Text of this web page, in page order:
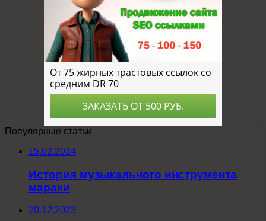
Популярные статьи
15.02.2024
История музыкального инструмента
мараки
20.12.2023